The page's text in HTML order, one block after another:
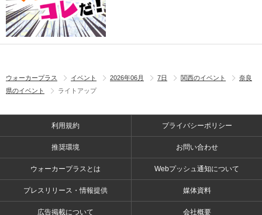
ウォーカープラス イベント 2026年06月 7日 関西のイベント
奈良
県のイベント
ライトアップ
利用規約 プライバシーポリシー
推奨環境 お問い合わせ
ウォーカープラスとは Webプッシュ通知について
プレスリリース・情報提供 媒体資料
広告掲載について 会社概要